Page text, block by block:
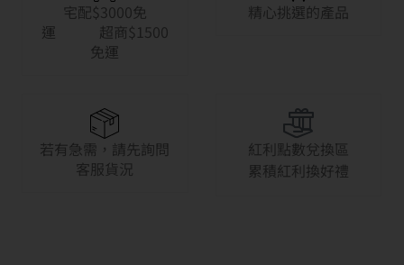
宅配$3000免
運 超商$1500
免運
精心挑選的產品
若有急需，請先詢問
客服貨況
紅利點數兌換區
累積紅利換好禮